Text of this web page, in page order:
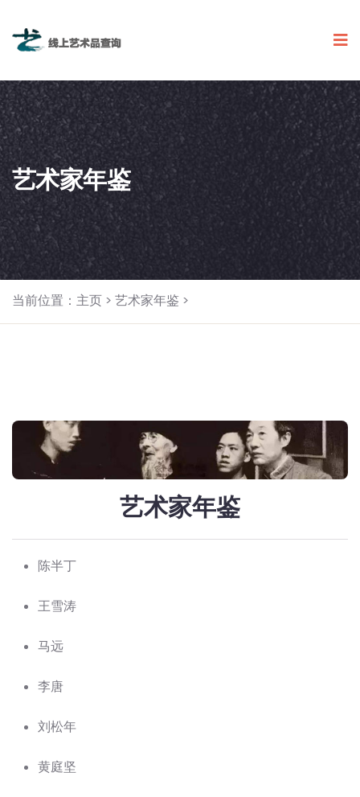
艺术家年鉴
当前位置： 主页 > 艺术家年鉴 >
艺术家年鉴
陈半丁
王雪涛
马远
李唐
刘松年
黄庭坚